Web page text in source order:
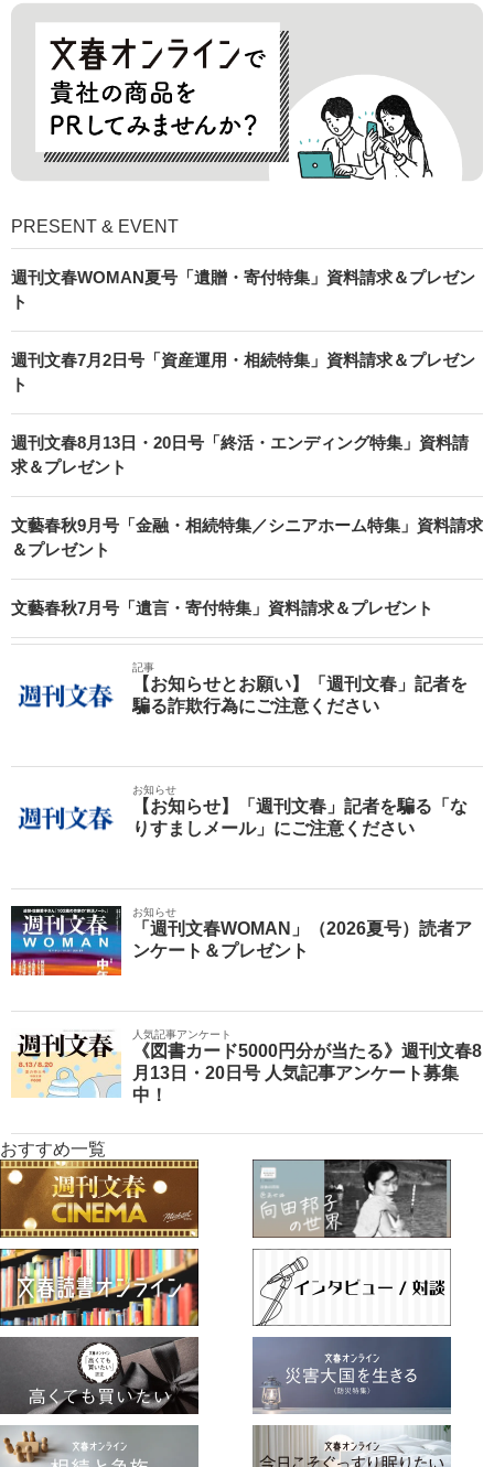
PRESENT & EVENT
週刊文春WOMAN夏号「遺贈・寄付特集」資料請求＆プレゼン
ト
週刊文春7月2日号「資産運用・相続特集」資料請求＆プレゼン
ト
週刊文春8月13日・20日号「終活・エンディング特集」資料請
求＆プレゼント
文藝春秋9月号「金融・相続特集／シニアホーム特集」資料請求
＆プレゼント
文藝春秋7月号「遺言・寄付特集」資料請求＆プレゼント
記事
【お知らせとお願い】「週刊文春」記者を
騙る詐欺行為にご注意ください
お知らせ
【お知らせ】「週刊文春」記者を騙る「な
りすましメール」にご注意ください
お知らせ
「週刊文春WOMAN」（2026夏号）読者ア
ンケート＆プレゼント
人気記事アンケート
《図書カード5000円分が当たる》週刊文春8
月13日・20日号 人気記事アンケート募集
中！
おすすめ一覧